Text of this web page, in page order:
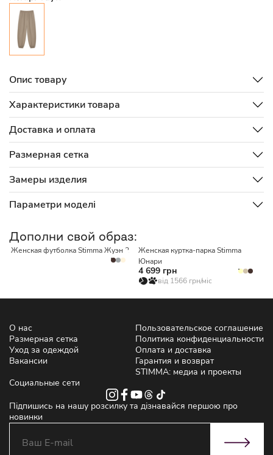
Опис товару
Характеристики товара
Доставка и оплата
Размерная сетка
Замеры изделия
Параметри моделі
Дополни свой образ:
НЕТ В НАЛИЧИИ
Женская футболка Stimma Жуэн 2
Женская куртка-парка Stimma
Юнари
4 699 грн
від 1566 грн/міс
О нас
Размерная сетка
Уход за одеждой
Вакансии
Пользовательское соглашение
Политика конфиденциальности
Оплата и доставка
Гарантия и возврат
STIMMA: медиа и проекты
Социальные сети
Підпишись на нашу розсилку та дізнавайся першою про
новинки